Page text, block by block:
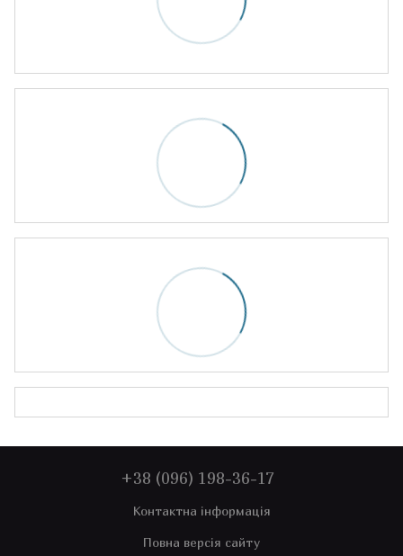
+38 (096) 198-36-17
Контактна інформація
Повна версія сайту